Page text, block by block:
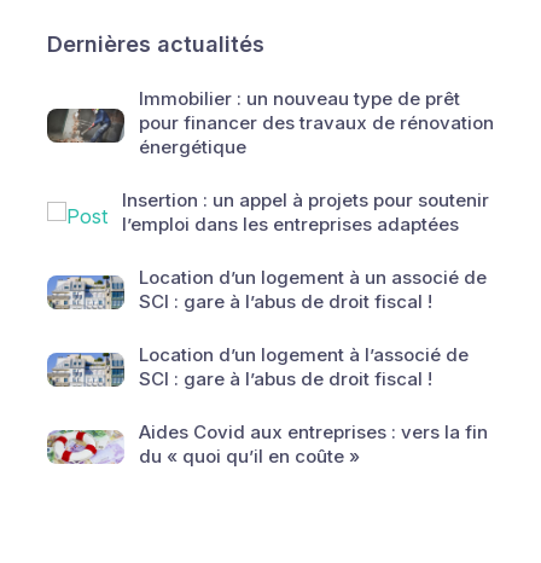
Dernières actualités
Immobilier : un nouveau type de prêt
pour financer des travaux de rénovation
énergétique
Insertion : un appel à projets pour soutenir
l’emploi dans les entreprises adaptées
Location d’un logement à un associé de
SCI : gare à l’abus de droit fiscal !
Location d’un logement à l’associé de
SCI : gare à l’abus de droit fiscal !
Aides Covid aux entreprises : vers la fin
du « quoi qu’il en coûte »